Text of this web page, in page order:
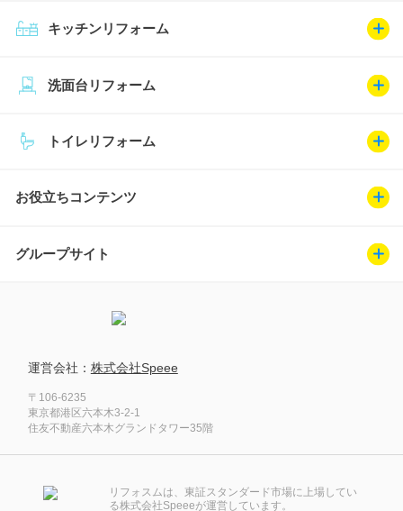
キッチンリフォーム
トイレリフォーム
洗面台リフォーム
お役立ちコンテンツ
グループサイト
運営会社： 株式会社Speee
〒106-6235
東京都港区六本木3-2-1
住友不動産六本木グランドタワー35階
リフォスムは、東証スタンダード市場に上場してい
る株式会社Speeeが運営しています。